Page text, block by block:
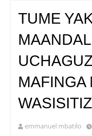
TUME
MAFINGA
emmanuel mbatilo